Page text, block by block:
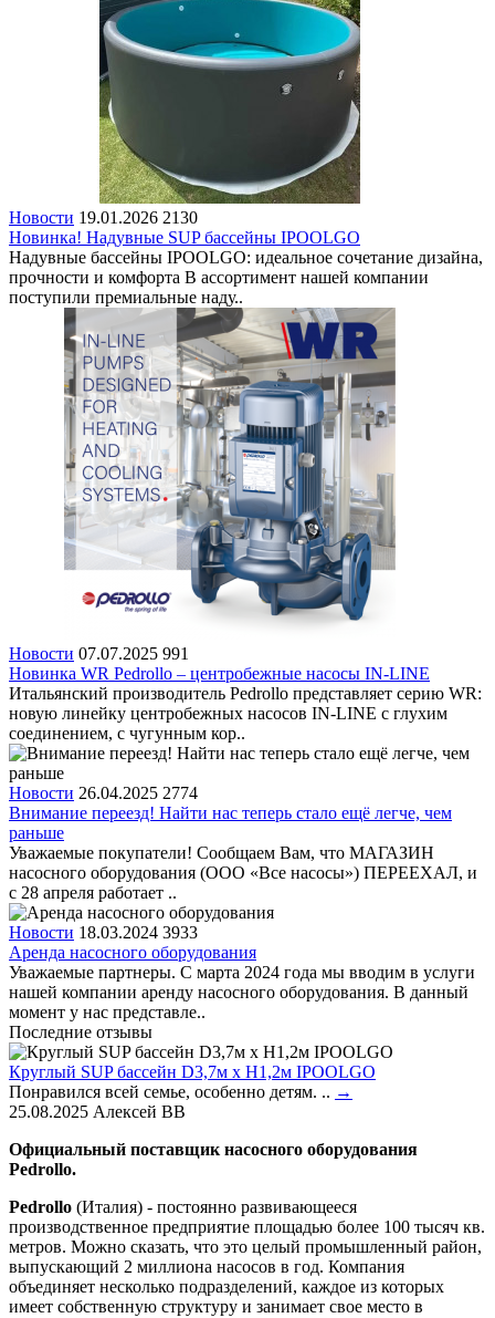
Новости 19.01.2026 2130
Новинка! Надувные SUP бассейны IPOOLGO
Надувные бассейны IPOOLGO: идеальное сочетание дизайна,
прочности и комфорта В ассортимент нашей компании
поступили премиальные наду..
Новости 07.07.2025 991
Новинка WR Pedrollo – центробежные насосы IN-LINE
Итальянский производитель Pedrollo представляет серию WR:
новую линейку центробежных насосов IN-LINE с глухим
соединением, с чугунным кор..
Новости 26.04.2025 2774
Внимание переезд! Найти нас теперь стало ещё легче, чем
раньше
Уважаемые покупатели! Сообщаем Вам, что МАГАЗИН
насосного оборудования (ООО «Все насосы») ПЕРЕЕХАЛ, и
с 28 апреля работает ..
Новости 18.03.2024 3933
Аренда насосного оборудования
Уважаемые партнеры. С марта 2024 года мы вводим в услуги
нашей компании аренду насосного оборудования. В данный
момент у нас представле..
Последние отзывы
Круглый SUP бассейн D3,7м х H1,2м IPOOLGO
Понравился всей семье, особенно детям. .. →
25.08.2025 Алексей ВВ
Официальный поставщик насосного оборудования
Pedrollo.
Pedrollo (Италия) - постоянно развивающееся
производственное предприятие площадью более 100 тысяч кв.
метров. Можно сказать, что это целый промышленный район,
выпускающий 2 миллиона насосов в год. Компания
объединяет несколько подразделений, каждое из которых
имеет собственную структуру и занимает свое место в